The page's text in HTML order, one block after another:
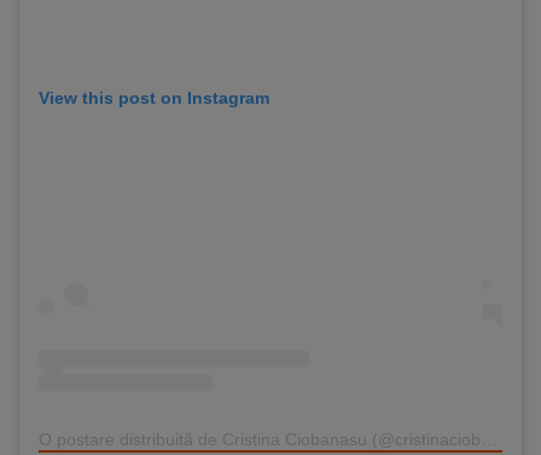
View this post on Instagram